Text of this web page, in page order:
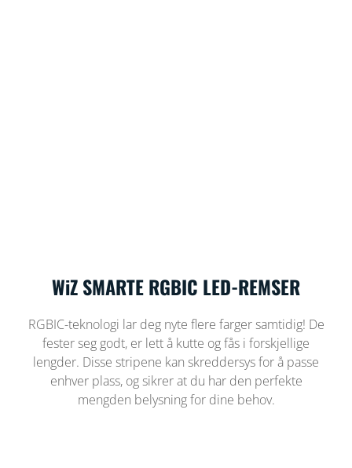
WiZ SMARTE RGBIC LED-REMSER
RGBIC-teknologi lar deg nyte flere farger samtidig! De
fester seg godt, er lett å kutte og fås i forskjellige
lengder. Disse stripene kan skreddersys for å passe
enhver plass, og sikrer at du har den perfekte
mengden belysning for dine behov.